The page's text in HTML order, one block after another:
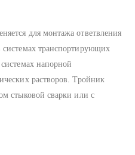
для монтажа ответвления
системах транспортирующих
напорной
растворов. Тройник
стыковой сварки или с